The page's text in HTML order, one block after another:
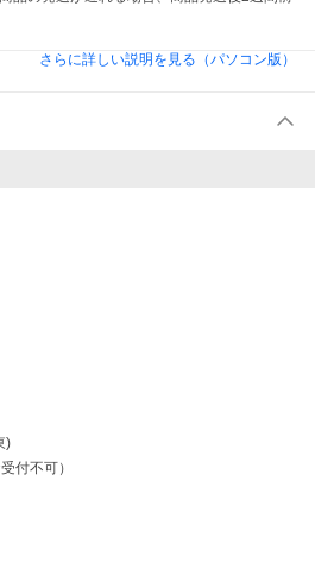
さらに詳しい説明を見る（パソコン版）
)
付不可）